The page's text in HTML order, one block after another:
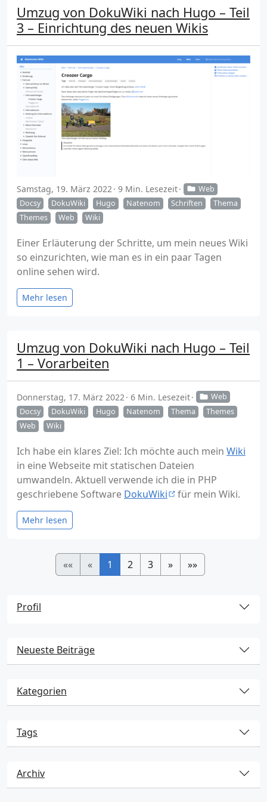
Umzug von DokuWiki nach Hugo – Teil
3 – Einrichtung des neuen Wikis
Samstag, 19. März 2022 9 Min. Lesezeit
Web
Docsy
DokuWiki Hugo Natenom Schriften
Thema
Themes
Web Wiki
Einer Erläuterung der Schritte, um mein neues Wiki
so einzurichten, wie man es in ein paar Tagen
online sehen wird.
Mehr lesen
Umzug von DokuWiki nach Hugo – Teil
1 – Vorarbeiten
Donnerstag, 17. März 2022 6 Min. Lesezeit
Web
Docsy
DokuWiki Hugo Natenom Thema
Themes
Web
Wiki
Ich habe ein klares Ziel: Ich möchte auch mein Wiki
in eine Webseite mit statischen Dateien
umwandeln. Aktuell verwende ich die in PHP
geschriebene Software DokuWiki für mein Wiki.
Mehr lesen
«« « 1 2 3 » »»
Profil
Neueste Beiträge
Kategorien
Tags
Archiv